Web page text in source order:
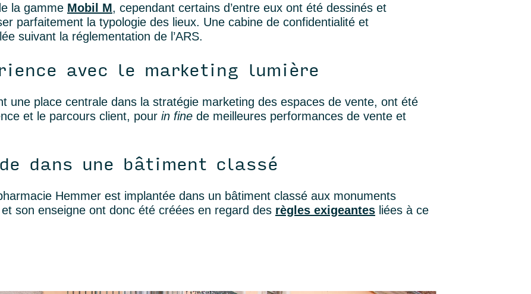
la gamme Mobil M, cependant certains d’entre eux ont été dessinés et
parfaitement la typologie des lieux. Une cabine de confidentialité et
suivant la réglementation de l’ARS.
avec le marketing lumière
une place centrale dans la stratégie marketing des espaces de vente, ont été
et le parcours client, pour in fine de meilleures performances de vente et
dans une bâtiment classé
Hemmer est implantée dans un bâtiment classé aux monuments
son enseigne ont donc été créées en regard des règles exigeantes liées à ce